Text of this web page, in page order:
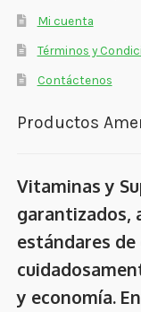
Mi cuenta
Términos y
Contáctenos
Productos
Vitaminas y
garantizados,
estándares
y economía.